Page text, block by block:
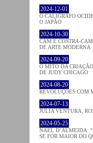
2024-12-01
O CALÍGRAFO
O JAPÃO
2024-10-30
CAM E CONTRA-
DE ARTE MODERNA
2024-09-20
O MITO DA
DE JUDY CHICAGO
2024-08-20
REVOLUÇÕES COM
2024-07-13
JÚLIA VENTURA,
2024-05-25
NAEL D’ALMEIDA:
SE FOR MAIOR DO